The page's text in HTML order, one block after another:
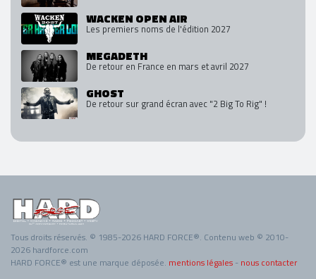
WACKEN OPEN AIR
Les premiers noms de l'édition 2027
MEGADETH
De retour en France en mars et avril 2027
GHOST
De retour sur grand écran avec "2 Big To Rig" !
Tous droits réservés. © 1985-2026 HARD FORCE®. Contenu web © 2010-
2026 hardforce.com
HARD FORCE® est une marque déposée. mentions légales - nous contacter